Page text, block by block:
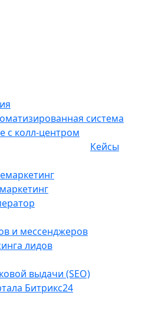
система
с колл-центром
и мессенджеров
лидов
выдачи (SEO)
Битрикс24
Кейсы